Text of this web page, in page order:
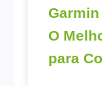
O
para